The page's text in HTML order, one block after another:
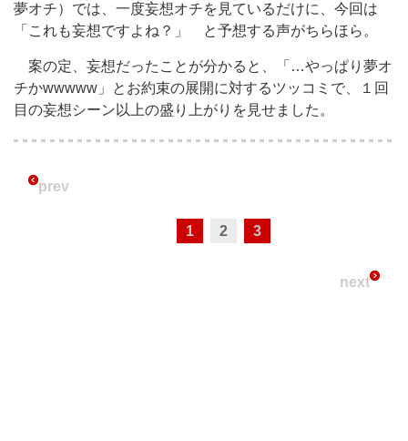
夢オチ）では、一度妄想オチを見ているだけに、今回は
「これも妄想ですよね？」 と予想する声がちらほら。
案の定、妄想だったことが分かると、「…やっぱり夢オ
チかwwwww」とお約束の展開に対するツッコミで、１回
目の妄想シーン以上の盛り上がりを見せました。
prev
1 2 3
next